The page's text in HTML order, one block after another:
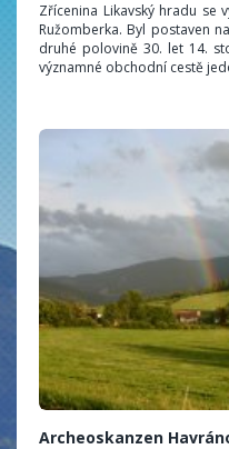
Zřícenina Likavský hradu se
Ružomberka. Byl postaven
druhé polovině 30. let 14.
významné obchodní cestě
Archeoskanzen